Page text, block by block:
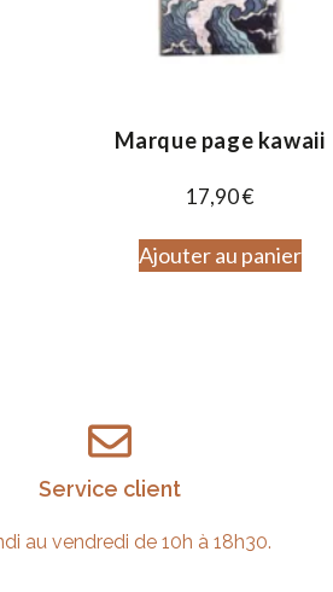
Marque page kawaii
17,90€
Ajouter au panier
Service client
au vendredi de 10h à 18h30.